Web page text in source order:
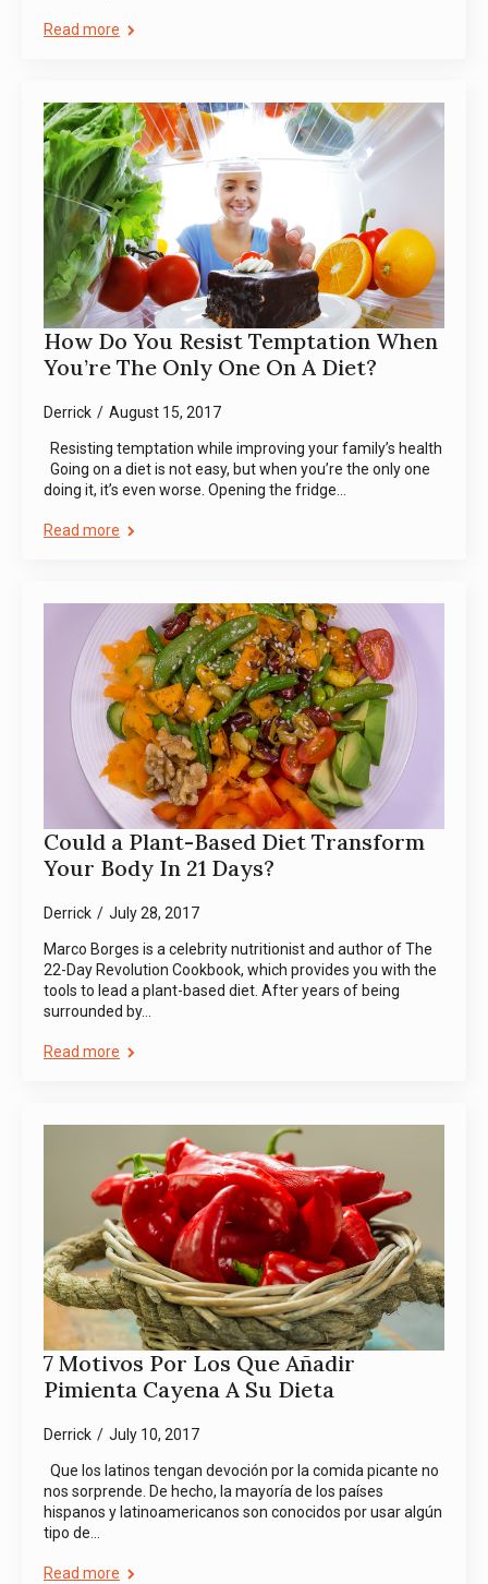
Read more
How Do You Resist Temptation When
You’re The Only One On A Diet?
Derrick August 15, 2017
Resisting temptation while improving your family’s health
Going on a diet is not easy, but when you’re the only one
doing it, it’s even worse. Opening the fridge…
Read more
Could a Plant-Based Diet Transform
Your Body In 21 Days?
Derrick July 28, 2017
Marco Borges is a celebrity nutritionist and author of The
22-Day Revolution Cookbook, which provides you with the
tools to lead a plant-based diet. After years of being
surrounded by…
Read more
7 Motivos Por Los Que Añadir
Pimienta Cayena A Su Dieta
Derrick July 10, 2017
Que los latinos tengan devoción por la comida picante no
nos sorprende. De hecho, la mayoría de los países
hispanos y latinoamericanos son conocidos por usar algún
tipo de…
Read more